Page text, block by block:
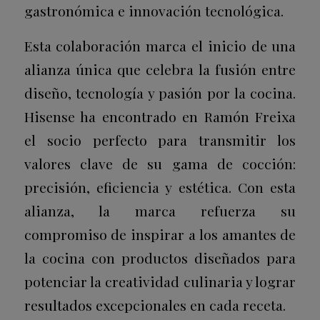
gastronómica e innovación tecnológica.
Esta colaboración marca el inicio de una
alianza única que celebra la fusión entre
diseño, tecnología y pasión por la cocina.
Hisense ha encontrado en Ramón Freixa
el socio perfecto para transmitir los
valores clave de su gama de cocción:
precisión, eficiencia y estética. Con esta
alianza, la marca refuerza su
compromiso de inspirar a los amantes de
la cocina con productos diseñados para
potenciar la creatividad culinaria y lograr
resultados excepcionales en cada receta.